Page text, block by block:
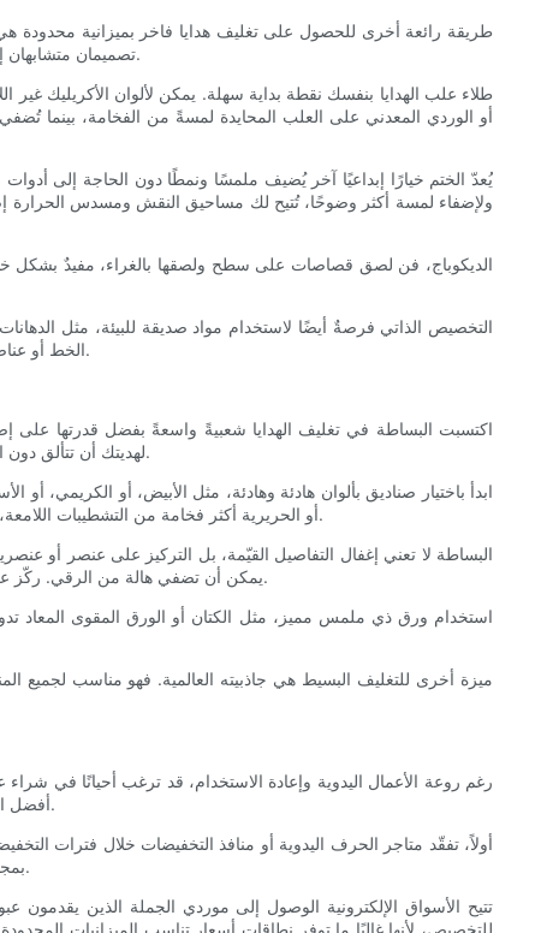
طريقة رائعة أخرى للحصول على تغليف هدايا فاخر بميزانية محدودة
تصميمان متشابهان إلا إذا رغبت في ذلك. تحديث علب الكرتون أو الكرافت التقليدية بالطلاء أو الختم أو النقش البارز أو الديكوباج يُضفي عليها هوية جديدة وجاذبية احترافية.
طلاء علب الهدايا بنفسك نقطة بداية سهلة. يمكن لألوان الأكريليك
أو الوردي المعدني على العلب المحايدة لمسةً من الفخامة، بينما
يُعدّ الختم خيارًا إبداعيًا آخر يُضيف ملمسًا ونمطًا دون الحاجة إلى
ولإضفاء لمسة أكثر وضوحًا، تُتيح لك مساحيق النقش ومسدس الحرارة
الديكوباج، فن لصق قصاصات على سطح ولصقها بالغراء، مفيدٌ بشكل خاص
التخصيص الذاتي فرصةٌ أيضًا لاستخدام مواد صديقة للبيئة، مثل
الخط أو عناصر الوسائط المتعددة تُحوّل صندوق هداياك إلى تحفة فنية بحد ذاتها. تتطلب هذه الطريقة وقتًا أطول، لكنها تُقدّم لك عرضًا تقديميًا مُلفتًا سيُبهرك بالتأكيد.
اكتسبت البساطة في تغليف الهدايا شعبيةً واسعةً بفضل قدرتها على
لهديتك أن تتألق دون الحاجة إلى زخارف مُبالغ فيها. غالبًا ما تبدو التغليفات البسيطة عصريةً وفخمةً، رغم أنها لا تتطلب سوى نفقاتٍ بسيطة على الزخارف أو الخامات المُتقنة.
ابدأ باختيار صناديق بألوان هادئة وهادئة، مثل الأبيض، أو الكريمي،
أو الحريرية أكثر فخامة من التشطيبات اللامعة، والتي قد تبدو أحيانًا أرخص أو أكثر تجارية. إضافة التباين، من خلال تنسيق صندوق أسود مع شريط أبيض أو العكس، يُضفي مظهرًا جذابًا وعصريًا خالدًا.
البساطة لا تعني إغفال التفاصيل القيّمة، بل التركيز على عنصر أو
يمكن أن تضفي هالة من الرقي. ركّز على التناسق والتوازن والترتيب لجعل كل عنصر مميزًا. قد يكفي ربطة عنق بسيطة من الخيوط يدويًا مع غصن من الخضرة لإبراز جمال التغليف البسيط.
استخدام ورق ذي ملمس مميز، مثل الكتان أو الورق المقوى المعاد
ميزة أخرى للتغليف البسيط هي جاذبيته العالمية. فهو مناسب لجميع
رغم روعة الأعمال اليدوية وإعادة الاستخدام، قد ترغب أحيانًا في
أفضل النتائج. باتباع استراتيجية مدروسة، يمكنك تجميع صناديق هدايا جميلة بكميات كبيرة أو قطع فريدة تُضفي لمسة جمالية على هداياك، مع مراعاة ميزانيتك.
أولاً، تفقّد متاجر الحرف اليدوية أو منافذ التخفيضات خلال فترات
بمجموعات من الصناديق تبدو فاخرة ولكنها مُخفّضة بشكل كبير. كما تُساعد برامج الولاء أو قسائم الخصم في المتاجر على زيادة التوفير عند الشراء مُتعددًا.
تتيح الأسواق الإلكترونية الوصول إلى موردي الجملة الذين يقدمون